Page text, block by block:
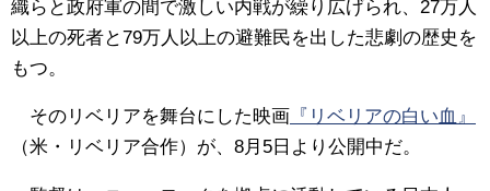
織らと政府軍の間で激しい内戦が繰り広げられ、27万人
以上の死者と79万人以上の避難民を出した悲劇の歴史を
もつ。
そのリベリアを舞台にした映画 『リベリアの白い血』
（米・リベリア合作）が、8月5日より公開中だ。